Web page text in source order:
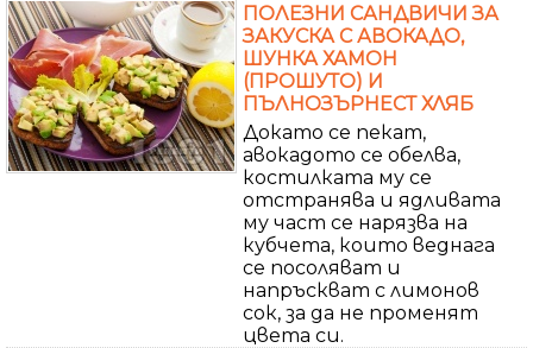
ПОЛЕЗНИ САНДВИЧИ ЗА
ЗАКУСКА С АВОКАДО,
ШУНКА ХАМОН
(ПРОШУТО) И
ПЪЛНОЗЪРНЕСТ ХЛЯБ
Докато се пекат,
авокадото се обелва,
костилката му се
отстранява и ядливата
му част се нарязва на
кубчета, които веднага
се посоляват и
напръскват с лимонов
сок, за да не променят
цвета си.